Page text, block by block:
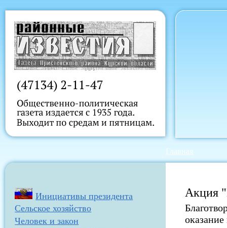
Главная
Инициативы президента
Сельское хозяйство
Человек и закон
Акция